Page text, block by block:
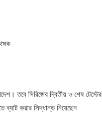
তবে সিরিজের দ্বিতীয় ও শেষ টেস্টের
ব্যাট করার সিদ্ধান্ত নিয়েছেন